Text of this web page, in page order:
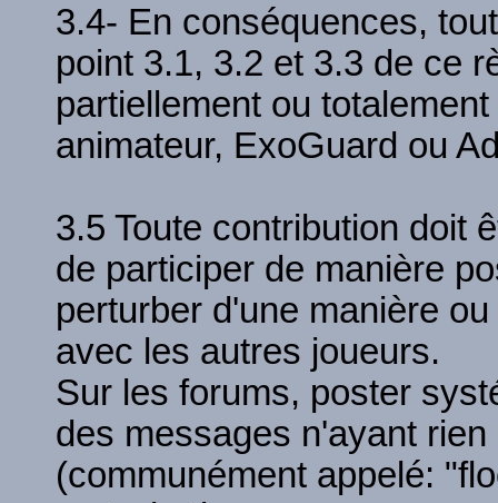
3.4- En conséquences,
point 3.1, 3.2 et 3.3 de ce
partiellement ou
animateur, ExoGuard ou
3.5 Toute contribution doit
de participer de manière
perturber d'une manière
avec les autres joueurs.
Sur les forums, poster
des messages n'ayant
(communément appelé: